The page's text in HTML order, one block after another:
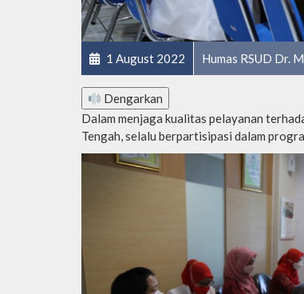
1 August 2022 Humas RSUD Dr.
Dengarkan
Dalam menjaga kualitas pelayanan
Tengah, selalu berpartisipasi dalam